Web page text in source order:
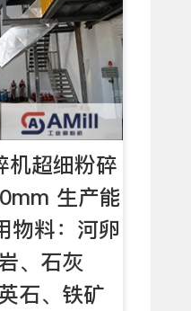
超细粉碎
生产能
料：河卵
、石灰
石、铁矿